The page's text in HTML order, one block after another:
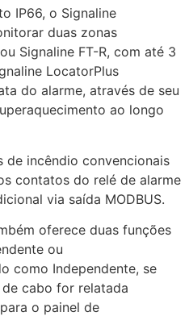
IP66, o Signaline
duas zonas
Signaline FT-R, com até 3
LocatorPlus
do alarme, através de seu
ao longo
de incêndio convencionais
contatos do relé de alarme
via saída MODBUS.
oferece duas funções
ou
como Independente, se
cabo for relatada
o painel de